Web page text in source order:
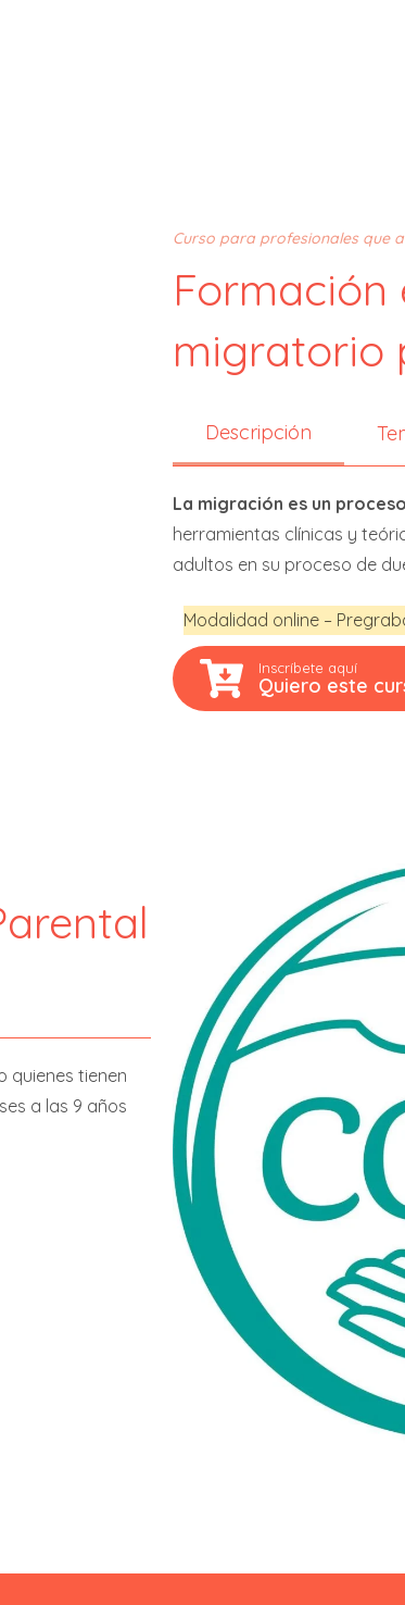
Curso para profesionales que
Formación
migratorio
Descripción
La migración es un
herramientas clínicas y
adultos en su proceso de
Modalidad online –
Inscríbete aquí
Quiero este
quienes tienen
a las 9 años